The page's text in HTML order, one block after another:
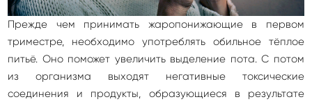
Прежде чем принимать жаропонижающие в первом
триместре, необходимо употреблять обильное тёплое
питьё. Оно поможет увеличить выделение пота. С потом
из организма выходят негативные токсические
соединения и продукты, образующиеся в результате